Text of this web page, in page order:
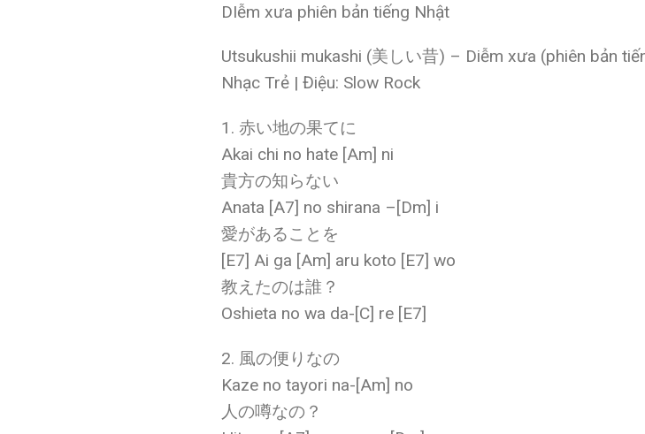
DIễm xưa phiên bản tiếng Nhật
Utsukushii mukashi (美しい昔) – Diễm xưa (phiên bản
Nhạc Trẻ | Điệu: Slow Rock
1. 赤い地の果てに
Akai chi no hate [Am] ni
貴方の知らない
Anata [A7] no shirana –[Dm] i
愛があることを
[E7] Ai ga [Am] aru koto [E7] wo
教えたのは誰？
Oshieta no wa da-[C] re [E7]
2. 風の便りなの
Kaze no tayori na-[Am] no
人の噂なの？